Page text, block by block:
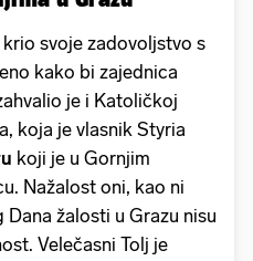
krio svoje zadovoljstvo s
kako bi zajednica
je i Katoličkoj
koja je vlasnik Styria
koji je u Gornjim
Nažalost oni, kao ni
žalosti u Grazu nisu
Velečasni Tolj je